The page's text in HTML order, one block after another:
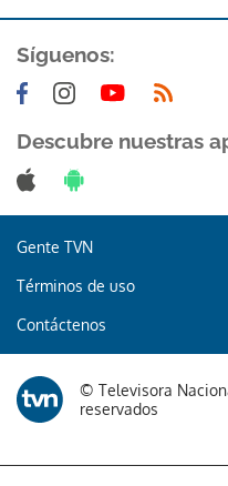
Gracias por
Síguenos:
Descubre nuestras
Gente TVN
Términos de uso
Contáctenos
© Televisora
reservados